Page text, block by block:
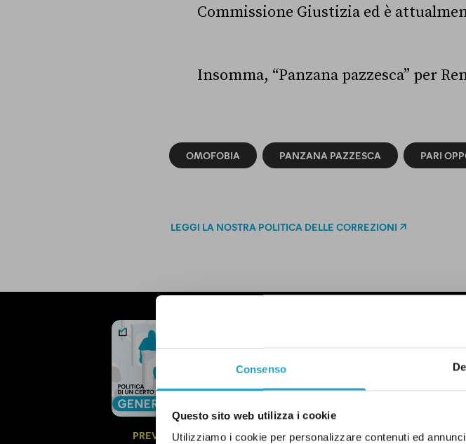
Consenso
Questo sito web utilizza i cookie
Utilizziamo i cookie per personalizzare contenuti ed
Commissione Giustizia ed è
Insomma, “Panzana pazzesca” per
OMOFOBIA PANZANA PAZZESCA PARI
LEGGI LA NOSTRA POLITICA DELLE CORREZIONI
PREVIEW
POLITICA DI UN CERTO GENERE
OGNI MARTEDÌ
questioni di genere sono anche una questione